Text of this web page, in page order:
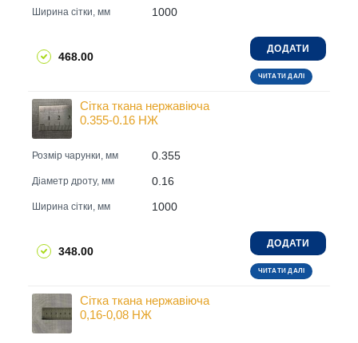
Ширина сітки, мм 1000
468.00
ДОДАТИ
ЧИТАТИ ДАЛІ
Сітка ткана нержавіюча
0.355-0.16 НЖ
Розмір чарунки, мм 0.355
Діаметр дроту, мм 0.16
Ширина сітки, мм 1000
348.00
ДОДАТИ
ЧИТАТИ ДАЛІ
Сітка ткана нержавіюча
0,16-0,08 НЖ